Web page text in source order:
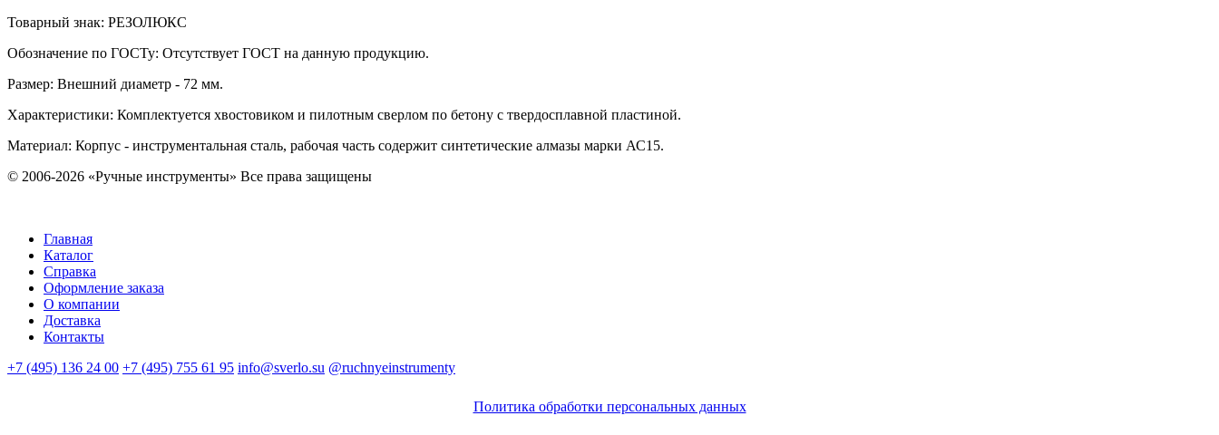
Товарный знак: РЕЗОЛЮКС
Обозначение по ГОСТу: Отсутствует ГОСТ на данную продукцию.
Размер: Внешний диаметр - 72 мм.
Характеристики: Комплектуется хвостовиком и пилотным сверлом по бетону с твердосплавной пластиной.
Материал: Корпус - инструментальная сталь, рабочая часть содержит синтетические алмазы марки АС15.
© 2006-2026 «Ручные инструменты» Все права защищены
Главная
Каталог
Справка
Оформление заказа
О компании
Доставка
Контакты
+7 (495) 136 24 00 +7 (495) 755 61 95 info@sverlo.su @ruchnyeinstrumenty
Политика обработки персональных данных